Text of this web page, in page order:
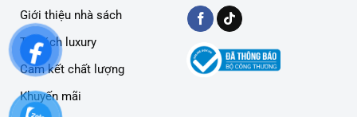
Giới thiệu nhà sách
Tủ sách luxury
Cam kết chất lượng
Khuyến mãi